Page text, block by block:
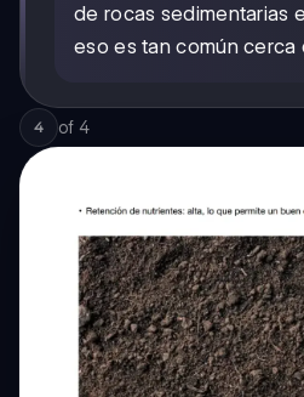
de rocas sedimentarias
eso es tan común cerca
4 of 4